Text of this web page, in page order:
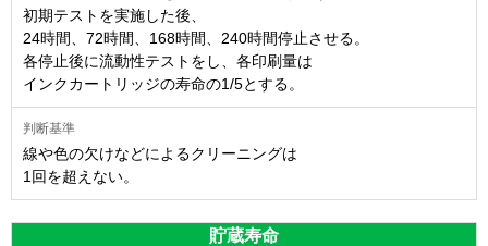
初期テストを実施した後、
24時間、72時間、168時間、240時間停止させる。
各停止後に流動性テストをし、各印刷量は
インクカートリッジの寿命の1/5とする。
線や色の欠けなどによるクリーニングは
1回を超えない。
貯蔵寿命